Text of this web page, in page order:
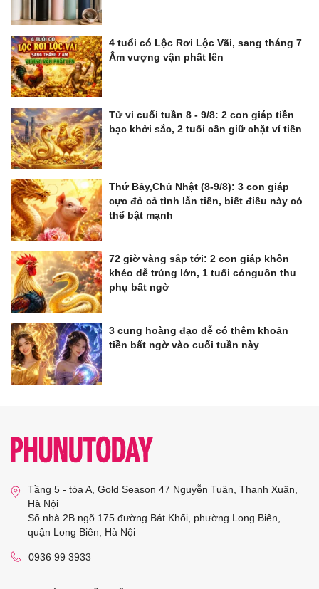
4 tuổi có Lộc Rơi Lộc Vãi, sang tháng 7
Âm vượng vận phất lên
Tử vi cuối tuần 8 - 9/8: 2 con giáp tiền
bạc khởi sắc, 2 tuổi cần giữ chặt ví tiền
Thứ Bảy,Chủ Nhật (8-9/8): 3 con giáp
cực đỏ cả tình lẫn tiền, biết điều này có
thể bật mạnh
72 giờ vàng sắp tới: 2 con giáp khôn
khéo dễ trúng lớn, 1 tuổi cónguồn thu
phụ bất ngờ
3 cung hoàng đạo dễ có thêm khoản
tiền bất ngờ vào cuối tuần này
Tầng 5 - tòa A, Gold Season 47 Nguyễn Tuân, Thanh Xuân,
Hà Nội
Số nhà 2B ngõ 175 đường Bát Khối, phường Long Biên,
quận Long Biên, Hà Nội
0936 99 3933